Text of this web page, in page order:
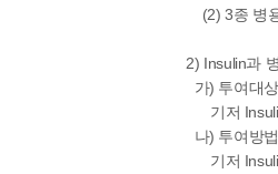
(2) 3종 병용
2) Insulin과
가) 투여대상
기저
나) 투여방법
기저